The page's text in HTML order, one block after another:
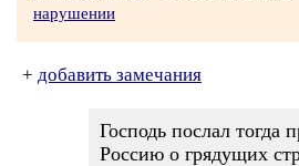
нарушении
+ добавить замечания
Господь послал тогда
Россию о грядущих